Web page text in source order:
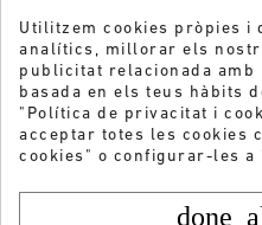
Utilitzem cookies pròpies i
analítics, millorar els
publicitat relacionada amb
basada en els teus hàbits
"Política de privacitat i
acceptar totes les cookies
cookies" o configurar-les a